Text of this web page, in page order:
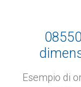
Esempio di